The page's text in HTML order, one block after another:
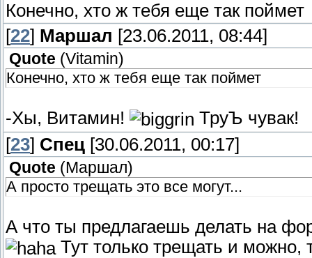
Конечно, хто ж тебя еще так поймет
[22] Маршал [23.06.2011, 08:44]
Quote (Vitamin)
Конечно, хто ж тебя еще так поймет
-Хы, Витамин!
ТруЪ чувак!
[23] Спец [30.06.2011, 00:17]
Quote (Маршал)
А просто трещать это все могут...
А что ты предлагаешь делать на
Тут только трещать и можно,